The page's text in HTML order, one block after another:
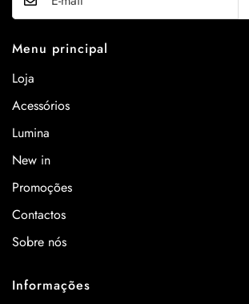
Menu principal
Loja
Acessórios
Lumina
New in
Promoções
Contactos
Sobre nós
Informações